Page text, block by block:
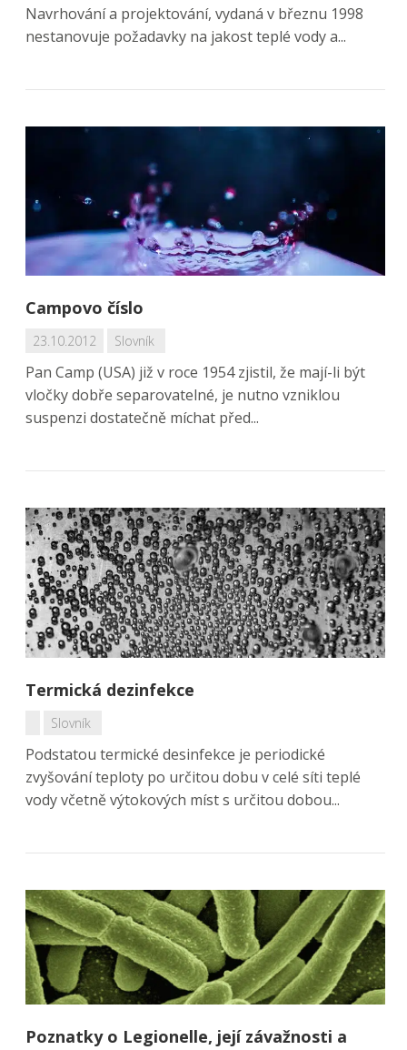
Navrhování a projektování, vydaná v březnu 1998
nestanovuje požadavky na jakost teplé vody a...
Campovo číslo
23.10.2012 Slovník
Pan Camp (USA) již v roce 1954 zjistil, že mají-li být
vločky dobře separovatelné, je nutno vzniklou
suspenzi dostatečně míchat před...
Termická dezinfekce
Slovník
Podstatou termické desinfekce je periodické
zvyšování teploty po určitou dobu v celé síti teplé
vody včetně výtokových míst s určitou dobou...
Poznatky o Legionelle, její závažnosti a